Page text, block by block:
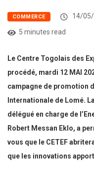
COMMERCE 14/
5 minutes read
Le Centre Togolais des
procédé, mardi 12 MAI
campagne de promotion
Internationale de Lomé.
délégué en charge de
Robert Messan Eklo, a
vous que le CETEF
que les innovations